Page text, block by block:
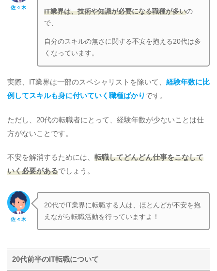
佐々木
IT業界は、技術や知識が必要になる職種が多いの
で、
自分のスキルの無さに関する不安を抱える20代は多
くなっています。
実際、IT業界は一部のスペシャリストを除いて、 経験年数に比
例してスキルも身に付いていく職種ばかり です。
ただし、20代の転職者にとって、経験年数が少ないことは仕
方がないことです。
不安を解消するためには、 転職してどんどん仕事をこなして
いく必要があるでしょう。
佐々木
20代でIT業界に転職する人は、ほとんどが不安を抱
えながら転職活動を行っていますよ！
20代前半のIT転職について